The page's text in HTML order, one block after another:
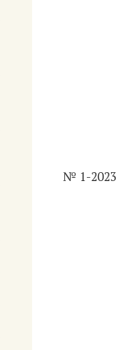
№ 1-2023